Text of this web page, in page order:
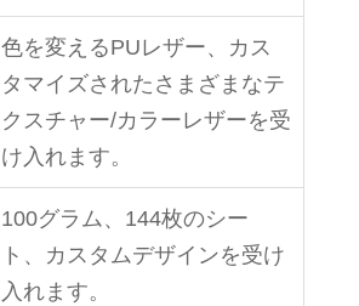
色を変えるPUレザー、カス
タマイズされたさまざまなテ
クスチャー/カラーレザーを受
け入れます。
100グラム、144枚のシー
ト、カスタムデザインを受け
入れます。